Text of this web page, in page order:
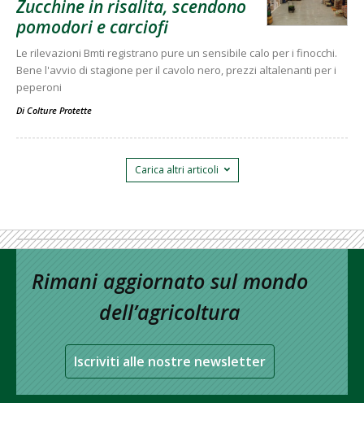
Zucchine in risalita, scendono
pomodori e carciofi
Le rilevazioni Bmti registrano pure un sensibile calo per i finocchi.
Bene l'avvio di stagione per il cavolo nero, prezzi altalenanti per i
peperoni
Di Colture Protette
Carica altri articoli
Rimani aggiornato sul mondo
dell’agricoltura
Iscriviti alle nostre newsletter